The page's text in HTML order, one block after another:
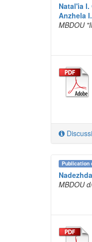
Natal'ia I.
Anzhela
MBDOU
Publication
MBDOU